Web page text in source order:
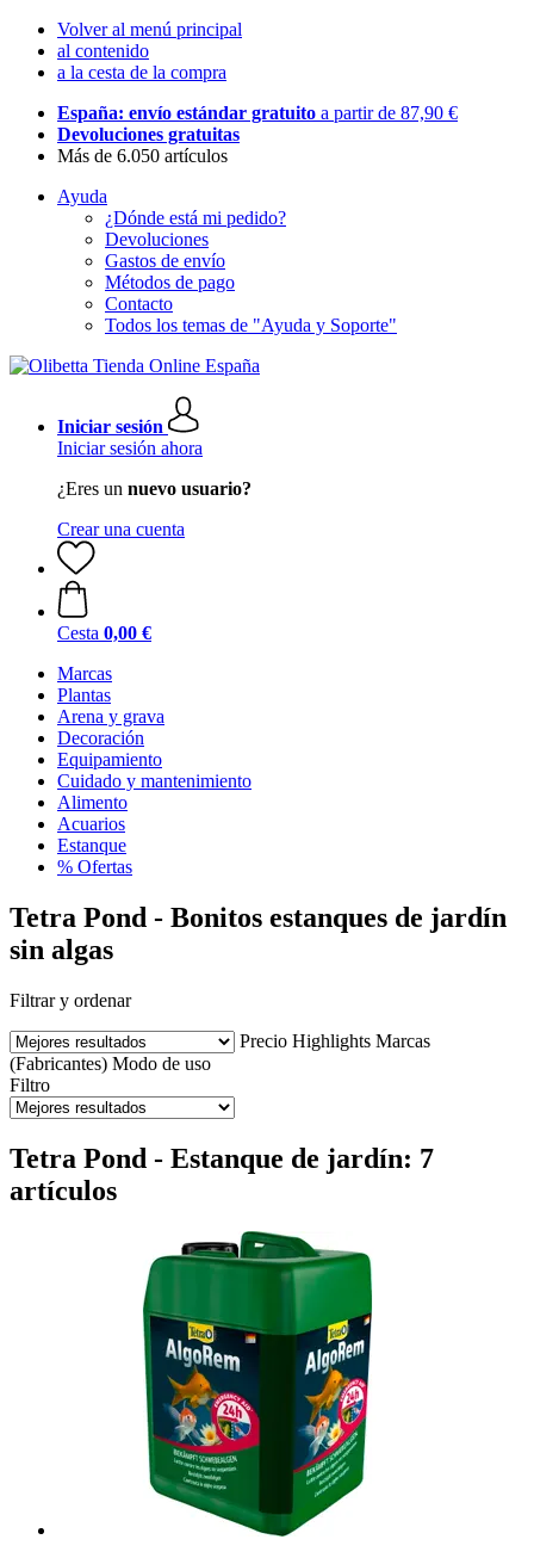
Volver al menú principal
al contenido
a la cesta de la compra
España: envío estándar gratuito a partir de 87,90 €
Devoluciones gratuitas
Más de 6.050 artículos
Ayuda
¿Dónde está mi pedido?
Devoluciones
Gastos de envío
Métodos de pago
Contacto
Todos los temas de "Ayuda y Soporte"
Iniciar sesión
Iniciar sesión ahora
¿Eres un nuevo usuario?
Crear una cuenta
Cesta 0,00 €
Marcas
Plantas
Arena y grava
Decoración
Equipamiento
Cuidado y mantenimiento
Alimento
Acuarios
Estanque
% Ofertas
Tetra Pond - Bonitos estanques de jardín
sin algas
Filtrar y ordenar
Precio Highlights Marcas
(Fabricantes) Modo de uso
Filtro
Tetra Pond - Estanque de jardín: 7
artículos